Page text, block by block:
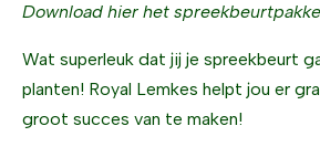
Download hier het
Wat superleuk dat jij je spreekbeurt
planten! Royal Lemkes helpt jou er
groot succes van te maken!